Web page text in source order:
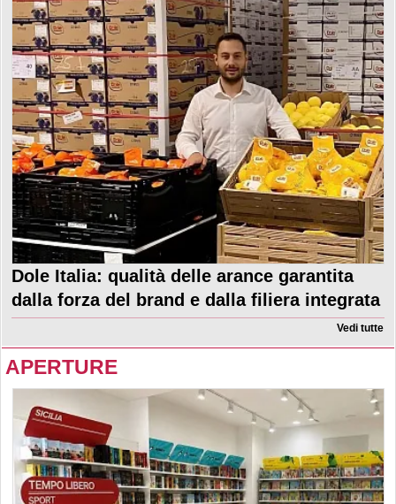
Dole Italia: qualità delle arance garantita
dalla forza del brand e dalla filiera integrata
Vedi tutte
APERTURE